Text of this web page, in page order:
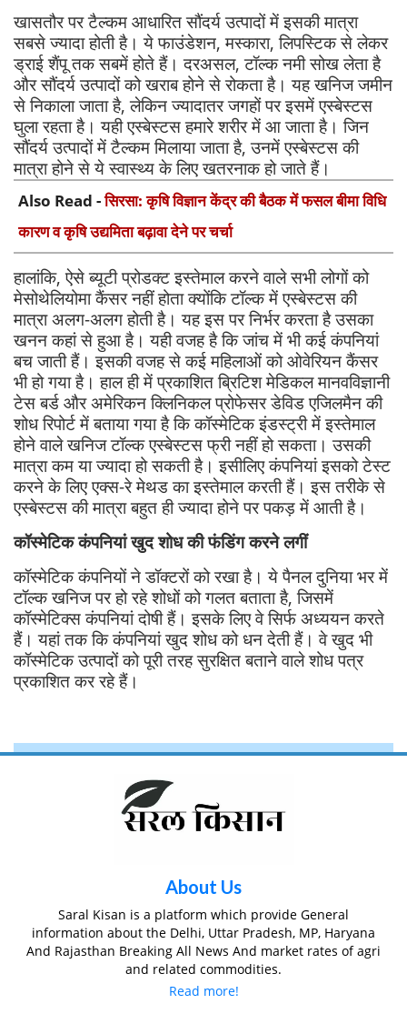
खासतौर पर टैल्कम आधारित सौंदर्य उत्पादों में इसकी मात्रा
सबसे ज्यादा होती है। ये फाउंडेशन, मस्कारा, लिपस्टिक से लेकर
ड्राई शैंपू तक सबमें होते हैं। दरअसल, टॉल्क नमी सोख लेता है
और सौंदर्य उत्पादों को खराब होने से रोकता है। यह खनिज जमीन
से निकाला जाता है, लेकिन ज्यादातर जगहों पर इसमें एस्बेस्टस
घुला रहता है। यही एस्बेस्टस हमारे शरीर में आ जाता है। जिन
सौंदर्य उत्पादों में टैल्कम मिलाया जाता है, उनमें एस्बेस्टस की
मात्रा होने से ये स्वास्थ्य के लिए खतरनाक हो जाते हैं।
Also Read -सिरसा: कृषि विज्ञान केंद्र की बैठक में फसल बीमा विधि
कारण व कृषि उद्यमिता बढ़ावा देने पर चर्चा
हालांकि, ऐसे ब्यूटी प्रोडक्ट इस्तेमाल करने वाले सभी लोगों को
मेसोथेलियोमा कैंसर नहीं होता क्योंकि टॉल्क में एस्बेस्टस की
मात्रा अलग-अलग होती है। यह इस पर निर्भर करता है उसका
खनन कहां से हुआ है। यही वजह है कि जांच में भी कई कंपनियां
बच जाती हैं। इसकी वजह से कई महिलाओं को ओवेरियन कैंसर
भी हो गया है। हाल ही में प्रकाशित ब्रिटिश मेडिकल मानवविज्ञानी
टेस बर्ड और अमेरिकन क्लिनिकल प्रोफेसर डेविड एजिलमैन की
शोध रिपोर्ट में बताया गया है कि कॉस्मेटिक इंडस्ट्री में इस्तेमाल
होने वाले खनिज टॉल्क एस्बेस्टस फ्री नहीं हो सकता। उसकी
मात्रा कम या ज्यादा हो सकती है। इसीलिए कंपनियां इसको टेस्ट
करने के लिए एक्स-रे मेथड का इस्तेमाल करती हैं। इस तरीके से
एस्बेस्टस की मात्रा बहुत ही ज्यादा होने पर पकड़ में आती है।
कॉस्मेटिक कंपनियां खुद शोध की फंडिंग करने लगीं
कॉस्मेटिक कंपनियों ने डॉक्टरों को रखा है। ये पैनल दुनिया भर में
टॉल्क खनिज पर हो रहे शोधों को गलत बताता है, जिसमें
कॉस्मेटिक्स कंपनियां दोषी हैं। इसके लिए वे सिर्फ अध्ययन करते
हैं। यहां तक कि कंपनियां खुद शोध को धन देती हैं। वे खुद भी
कॉस्मेटिक उत्पादों को पूरी तरह सुरक्षित बताने वाले शोध पत्र
प्रकाशित कर रहे हैं।
About Us
Saral Kisan is a platform which provide General
information about the Delhi, Uttar Pradesh, MP, Haryana
And Rajasthan Breaking All News And market rates of agri
and related commodities.
Read more!